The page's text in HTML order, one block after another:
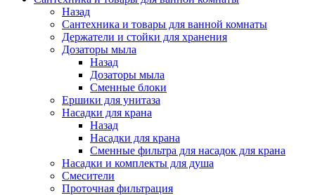
Назад
Сантехника и товары для ванной комнаты
Держатели и стойки для хранения
Дозаторы мыла
Назад
Дозаторы мыла
Сменные блоки
Ершики для унитаза
Насадки для крана
Назад
Насадки для крана
Сменные фильтра для насадок для крана
Насадки и комплекты для душа
Смесители
Проточная фильтрация